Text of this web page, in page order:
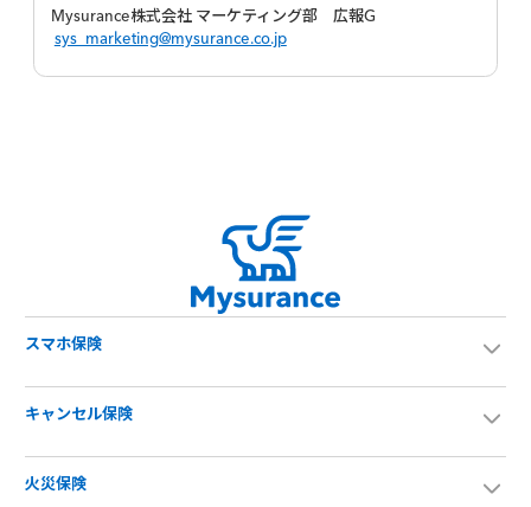
Mysurance株式会社 マーケティング部 広報G
sys_marketing@mysurance.co.jp
スマホ保険
キャンセル保険
火災保険